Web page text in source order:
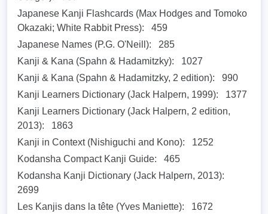
Japanese Kanji Flashcards (Max Hodges and Tomoko
Okazaki; White Rabbit Press):
459
Japanese Names (P.G. O'Neill):
285
Kanji & Kana (Spahn & Hadamitzky):
1027
Kanji & Kana (Spahn & Hadamitzky, 2 edition):
990
Kanji Learners Dictionary (Jack Halpern, 1999):
1377
Kanji Learners Dictionary (Jack Halpern, 2 edition,
2013):
1863
Kanji in Context (Nishiguchi and Kono):
1252
Kodansha Compact Kanji Guide:
465
Kodansha Kanji Dictionary (Jack Halpern, 2013):
2699
Les Kanjis dans la tête (Yves Maniette):
1672